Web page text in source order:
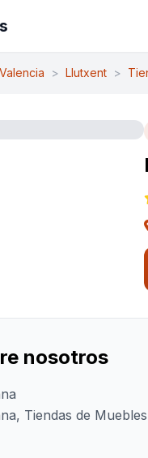
Valencia > Llutxent >
nosotros
Tiendas de